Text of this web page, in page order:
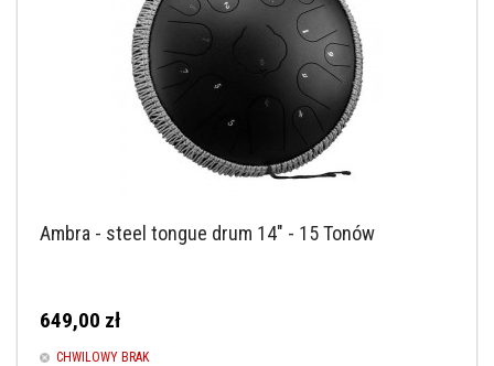
Ambra - steel tongue drum 14" - 15 Tonów
649,00 zł
CHWILOWY BRAK